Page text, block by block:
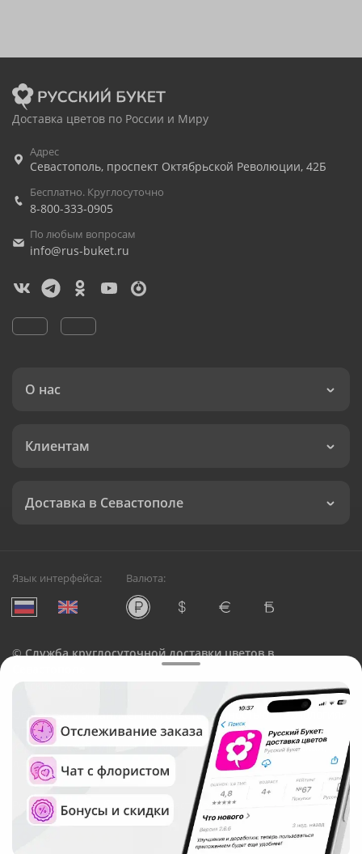
Доставка цветов по России и Миру
Адрес
Севастополь, проспект Октябрьской Революции, 42Б
Бесплатно. Круглосуточно
8-800-333-0905
По любым вопросам
info@rus-buket.ru
О нас
Клиентам
Доставка в Севастополе
Язык интерфейса: Валюта:
©Служба круглосуточной доставки цветов в
Русский Букет, 2026
Общество с ограниченной ответственностью «Технология»
ОГРН: 1195476081745, ИНН: 5410081997
Юридический адрес: г. Новосибирск, ул. Ипподромская,
д.42, оф. 3
Рейтинг Русского букета в г. Севастополь